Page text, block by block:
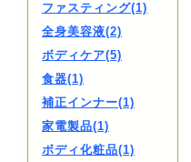
ファスティング(1)
全身美容液(2)
ボディケア(5)
食器(1)
補正インナー(1)
家電製品(1)
ボディ化粧品(1)